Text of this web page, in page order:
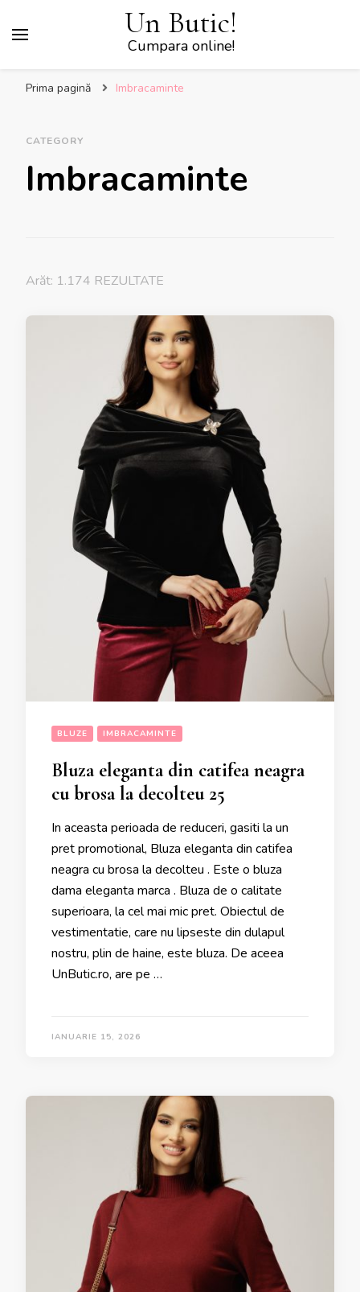
Un Butic!
Cumpara online!
Prima pagină Imbracaminte
CATEGORY
Imbracaminte
Arăt: 1.174 REZULTATE
BLUZE IMBRACAMINTE
Bluza eleganta din catifea neagra
cu brosa la decolteu 25
In aceasta perioada de reduceri, gasiti la un
pret promotional, Bluza eleganta din catifea
neagra cu brosa la decolteu . Este o bluza
dama eleganta marca . Bluza de o calitate
superioara, la cel mai mic pret. Obiectul de
vestimentatie, care nu lipseste din dulapul
nostru, plin de haine, este bluza. De aceea
UnButic.ro, are pe …
IANUARIE 15, 2026